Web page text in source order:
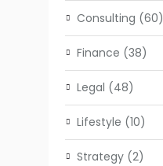
Consulting (60)
Finance (38)
Legal (48)
Lifestyle (10)
Strategy (2)